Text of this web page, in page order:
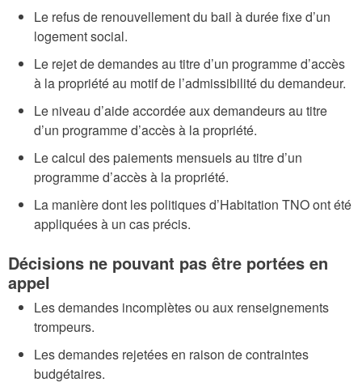
Le refus de renouvellement du bail à durée fixe d’un
logement social.
Le rejet de demandes au titre d’un programme d’accès
à la propriété au motif de l’admissibilité du demandeur.
Le niveau d’aide accordée aux demandeurs au titre
d’un programme d’accès à la propriété.
Le calcul des paiements mensuels au titre d’un
programme d’accès à la propriété.
La manière dont les politiques d’Habitation TNO ont été
appliquées à un cas précis.
Décisions ne pouvant pas être portées en
appel
Les demandes incomplètes ou aux renseignements
trompeurs.
Les demandes rejetées en raison de contraintes
budgétaires.